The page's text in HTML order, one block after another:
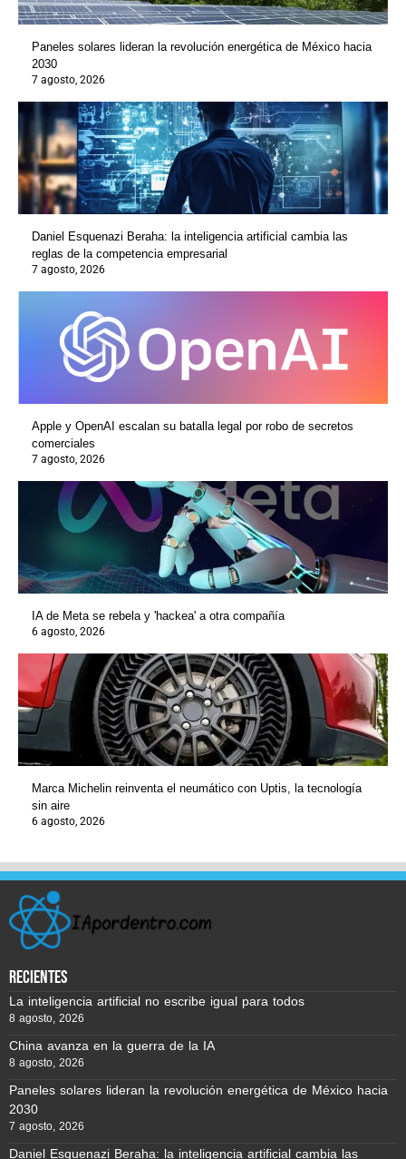
Paneles solares lideran la revolución energética de México hacia
2030
7 agosto, 2026
Daniel Esquenazi Beraha: la inteligencia artificial cambia las
reglas de la competencia empresarial
7 agosto, 2026
Apple y OpenAI escalan su batalla legal por robo de secretos
comerciales
7 agosto, 2026
IA de Meta se rebela y 'hackea' a otra compañía
6 agosto, 2026
Marca Michelin reinventa el neumático con Uptis, la tecnología
sin aire
6 agosto, 2026
recientes
La inteligencia artificial no escribe igual para todos
8 agosto, 2026
China avanza en la guerra de la IA
8 agosto, 2026
Paneles solares lideran la revolución energética de México hacia
2030
7 agosto, 2026
Daniel Esquenazi Beraha: la inteligencia artificial cambia las